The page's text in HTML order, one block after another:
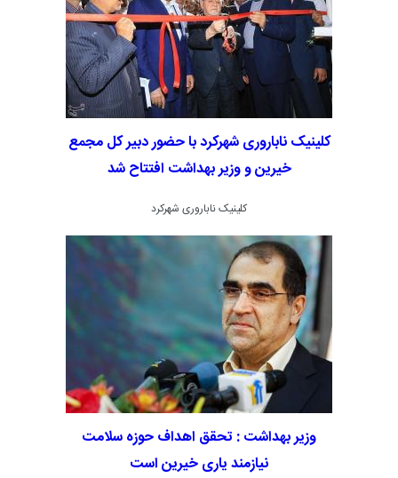
کلینیک ناباروری شهرکرد با حضور دبیر کل مجمع
خیرین و وزیر بهداشت افتتاح شد
کلینیک ناباروری شهرکرد
وزیر بهداشت : تحقق اهداف حوزه سلامت
نیازمند یاری خیرین است